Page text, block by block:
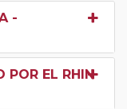
-
POR EL RHIN